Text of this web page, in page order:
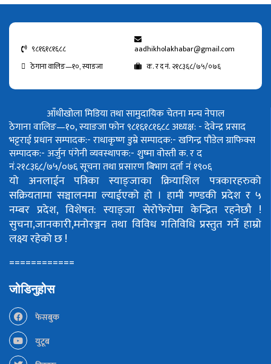
९८१६१८१६८८
aadhikholakhabar@gmail.com
ठेगाना वालिङ—१०, स्याङजा
क. र द नं. २१८३६८/७५/०७६
आँधीखोला मिडिया तथा सामुदायिक चेतना मन्च नेपाल
ठेगाना वालिङ—१०, स्याङजा फोन ९८१६१८१६८८अध्यक्ष: - देवेन्द्र प्रसाद
भट्टराईप्रधान सम्पादक:- राधाकृष्ण डुम्रेसम्पादक:- खगिन्द्र पौडेलग्राफिक्स
सम्पादक:- अर्जुन पंगेनीव्यवस्थापक:- शुष्मा वोस्तीक. र द
नं.२१८३६८/७५/०७६सूचना तथा प्रसारण बिभाग दर्ता नं १९०६
यो अनलाईन पत्रिका स्याङ्जाका क्रियाशिल पत्रकारहरुको
सक्रियतामा सञ्चालनमा ल्याईएको हो । हामी गण्डकी प्रदेश र ५
नम्बर प्रदेश, विशेषत: स्याङ्जा सेरोफेरोमा केन्द्रित रहनेछौ !
सुचना,जानकारी,मनोरञ्जन तथा विविध गतिविधि प्रस्तुत गर्ने हाम्रो
लक्ष्य रहेको छ !
============
जोडिनुहोस
फेसबुक
युटूब